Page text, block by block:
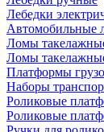
Лебедки
Автомобильные
Ломы
Ломы
Платформы
Наборы
Роликовые
Роликовые